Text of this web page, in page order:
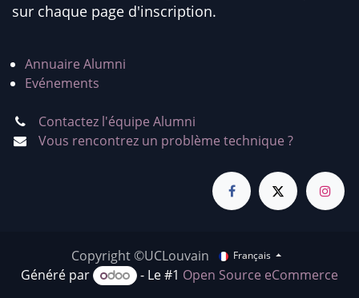
sur chaque page d'inscription.
Annuaire Alumni
Evénements
Contactez l'équipe Alumni
Vous rencontrez un problème technique ?
Copyright ©UCLouvain Français
Généré par - Le #1 Open Source eCommerce